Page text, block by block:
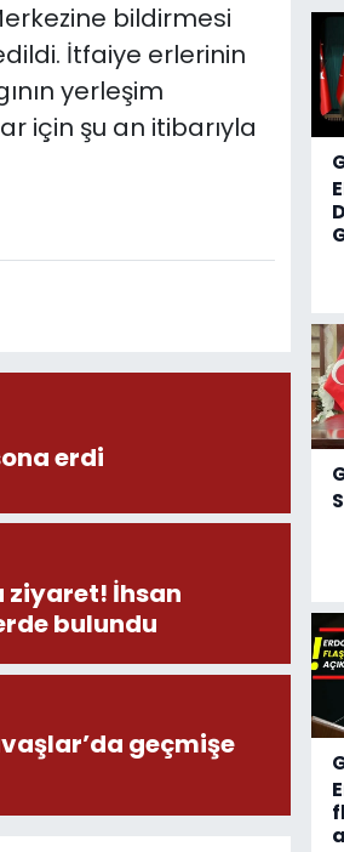
bildirmesi
İtfaiye erlerinin
yerleşim
için şu an itibarıyla
erdi
İhsan
bulundu
geçmişe